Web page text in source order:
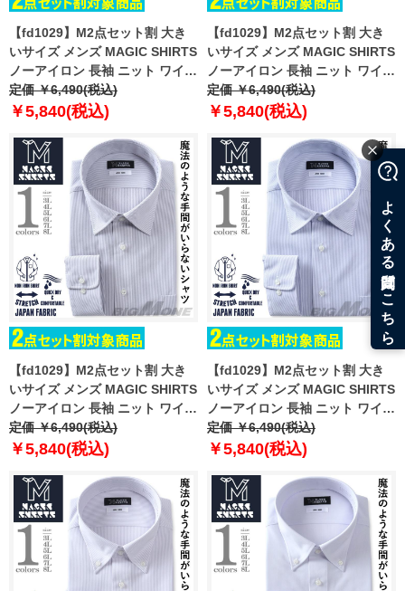
【fd1029】M2点セット割 大き
いサイズ メンズ MAGIC SHIRTS
ノーアイロン 長袖 ニット ワイシ
ャツ ボタンダウン 吸水速乾 スト
レッチ 日本製生地使用 ewma99-
定価 ￥6,490(税込)
￥5,840(税込)
【fd1029】M2点セット割 大き
いサイズ メンズ MAGIC SHIRTS
ノーアイロン 長袖 ニット ワイシ
ャツ ボタンダウン 吸水速乾 スト
レッチ 日本製生地使用 ewma99-
定価 ￥6,490(税込)
￥5,840(税込)
【fd1029】M2点セット割 大き
いサイズ メンズ MAGIC SHIRTS
ノーアイロン 長袖 ニット ワイシ
ャツ セミワイド 吸水速乾 ストレ
ッチ 日本製生地使用 ewma99-
定価 ￥6,490(税込)
￥5,840(税込)
【fd1029】M2点セット割 大き
いサイズ メンズ MAGIC SHIRTS
ノーアイロン 長袖 ニット ワイシ
ャツ セミワイド 吸水速乾 ストレ
ッチ 日本製生地使用 ewma99-
定価 ￥6,490(税込)
￥5,840(税込)